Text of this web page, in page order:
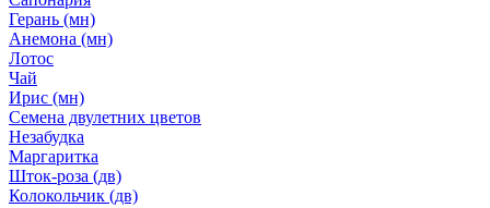
Герань (мн)
Анемона (мн)
Лотос
Чай
Ирис (мн)
Семена двулетних цветов
Незабудка
Маргаритка
Шток-роза (дв)
Колокольчик (дв)